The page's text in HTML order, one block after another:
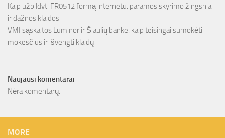
Kaip užpildyti FR0512 formą internetu: paramos skyrimo žingsniai
ir dažnos klaidos
VMI sąskaitos Luminor ir Šiaulių banke: kaip teisingai sumokėti
mokesčius ir išvengti klaidų
Naujausi komentarai
Nėra komentarų.
MORE